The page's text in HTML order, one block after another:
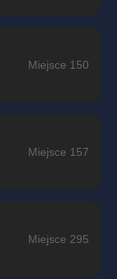
Miejsce 150
Miejsce 157
Miejsce 295